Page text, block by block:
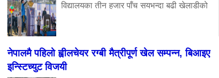
विद्यालयका तीन हजार पाँच सयभन्दा बढी खेलाडीको
नेपालमै पहिलो ह्वीलचेयर रग्बी मैत्रीपूर्ण खेल सम्पन्न, बिआइए
इन्स्टिच्युट विजयी